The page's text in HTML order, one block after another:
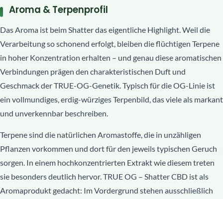
Aroma & Terpenprofil
Das Aroma ist beim Shatter das eigentliche Highlight. Weil die
Verarbeitung so schonend erfolgt, bleiben die flüchtigen Terpene
in hoher Konzentration erhalten – und genau diese aromatischen
Verbindungen prägen den charakteristischen Duft und
Geschmack der TRUE-OG-Genetik. Typisch für die OG-Linie ist
ein vollmundiges, erdig-würziges Terpenbild, das viele als markant
und unverkennbar beschreiben.
Terpene sind die natürlichen Aromastoffe, die in unzähligen
Pflanzen vorkommen und dort für den jeweils typischen Geruch
sorgen. In einem hochkonzentrierten Extrakt wie diesem treten
sie besonders deutlich hervor. TRUE OG – Shatter CBD ist als
Aromaprodukt gedacht: Im Vordergrund stehen ausschließlich